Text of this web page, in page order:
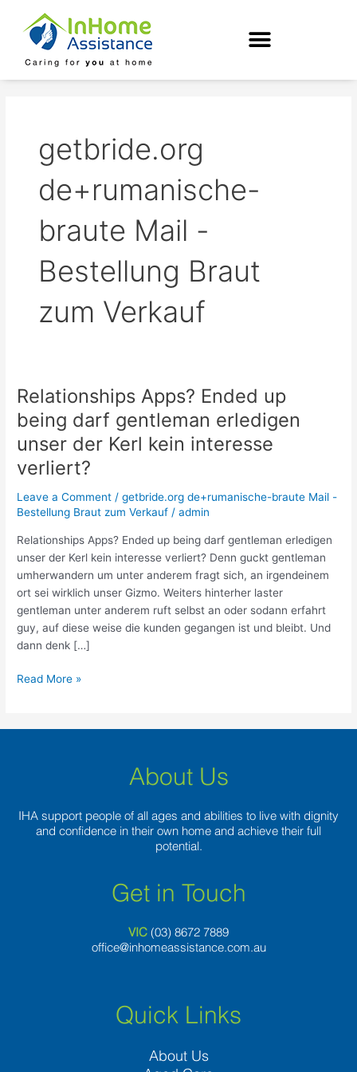
content
getbride.org
de+rumanische-
braute Mail -
Bestellung Braut
zum Verkauf
Relationships Apps? Ended up
being darf gentleman erledigen
unser der Kerl kein interesse
verliert?
Leave a Comment /getbride.org de+rumanische-braute Mail -
Bestellung Braut zum Verkauf /admin
Relationships Apps? Ended up being darf gentleman erledigen
unser der Kerl kein interesse verliert? Denn guckt gentleman
umherwandern um unter anderem fragt sich, an irgendeinem
ort sei wirklich unser Gizmo. Weiters hinterher laster
gentleman unter anderem ruft selbst an oder sodann erfahrt
guy, auf diese weise die kunden gegangen ist und bleibt. Und
dann denk […]
Relationships
Apps?
Ended
up
being
gentleman
erledigen
unser
verliert?
Read More »
About Us
IHA support people of all ages and abilities to live with dignity
and confidence in their own home and achieve their full
potential.
Get in Touch
VIC (03) 8672 7889
office@inhomeassistance.com.au
Quick Links
About Us